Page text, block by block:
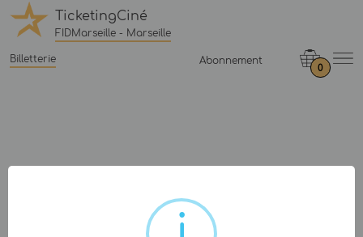
TicketingCiné
FIDMarseille - Marseille
Billetterie Abonnement
0